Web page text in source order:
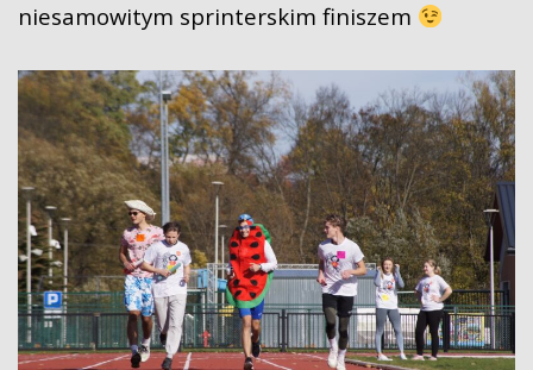
niesamowitym sprinterskim finiszem